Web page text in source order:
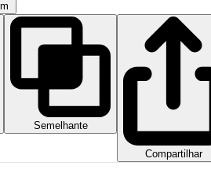
Semelhante
Compartilhar